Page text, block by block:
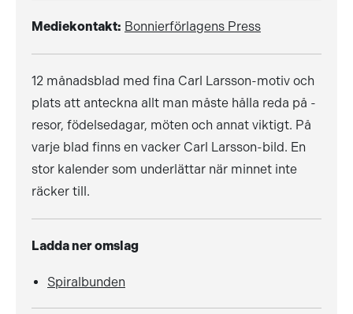
Mediekontakt: Bonnierförlagens Press
12 månadsblad med fina Carl Larsson-motiv och
plats att anteckna allt man måste hålla reda på -
resor, födelsedagar, möten och annat viktigt. På
varje blad finns en vacker Carl Larsson-bild. En
stor kalender som underlättar när minnet inte
räcker till.
Ladda ner omslag
Spiralbunden